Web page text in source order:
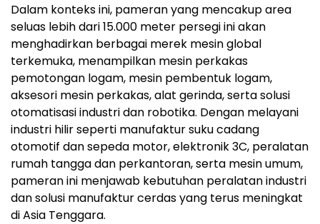
Dalam konteks ini, pameran yang mencakup area
seluas lebih dari 15.000 meter persegi ini akan
menghadirkan berbagai merek mesin global
terkemuka, menampilkan mesin perkakas
pemotongan logam, mesin pembentuk logam,
aksesori mesin perkakas, alat gerinda, serta solusi
otomatisasi industri dan robotika. Dengan melayani
industri hilir seperti manufaktur suku cadang
otomotif dan sepeda motor, elektronik 3C, peralatan
rumah tangga dan perkantoran, serta mesin umum,
pameran ini menjawab kebutuhan peralatan industri
dan solusi manufaktur cerdas yang terus meningkat
di Asia Tenggara.